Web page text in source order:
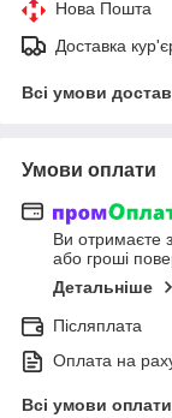
Нова Пошта
Доставка
Всі умови
Умови оплати
Ви отримаєте
або гроші
Детальніше
Післяплата
Оплата на
Всі умови оплати